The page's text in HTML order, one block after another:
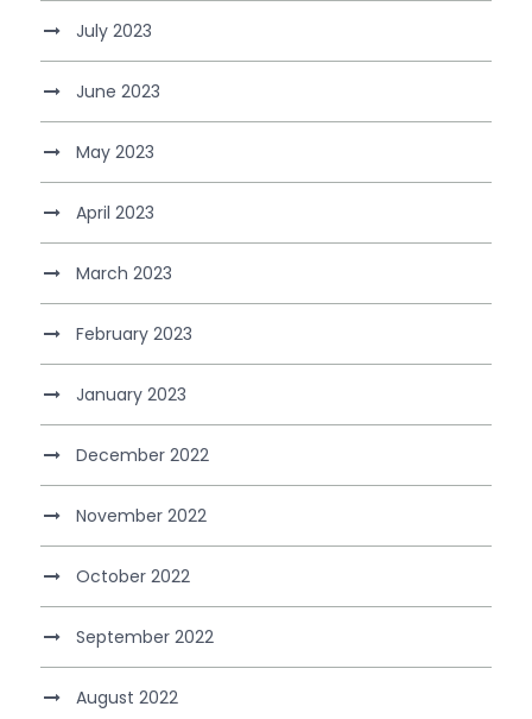
July 2023
June 2023
May 2023
April 2023
March 2023
February 2023
January 2023
December 2022
November 2022
October 2022
September 2022
August 2022